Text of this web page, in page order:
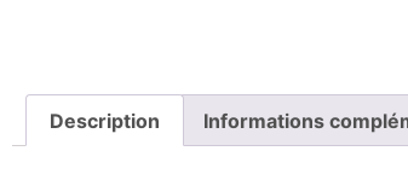
Description Informations